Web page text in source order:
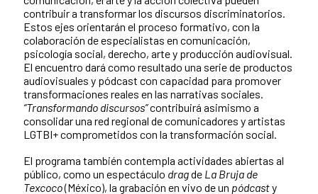
contribuir a transformar los discursos discriminatorios.
Estos ejes orientarán el proceso formativo, con la
colaboración de especialistas en comunicación,
psicología social, derecho, arte y producción audiovisual.
El encuentro dará como resultado una serie de productos
audiovisuales y pódcast con capacidad para promover
transformaciones reales en las narrativas sociales.
“Transformando discursos”contribuirá asimismo a
consolidar una red regional de comunicadores y artistas
LGTBI+ comprometidos con la transformación social.
El programa también contempla actividades abiertas al
público, como un espectáculo dragde La Bruja de
Texcoco(México), la grabación en vivo de un pódcasty